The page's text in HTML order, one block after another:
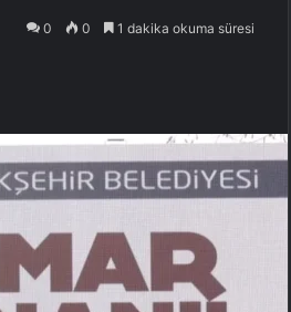
0 0 1 dakika okuma süresi